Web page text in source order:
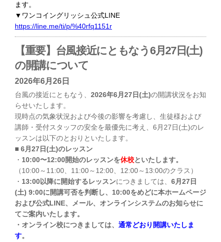
ます。
▼ワンコイングリッシュ公式LINE
https://line.me/ti/p/%40rfq1151r
【重要】台風接近にともなう6月27日(土)
の開講について
2026年6月26日
台風の接近にともなう、 2026年6月27日(土)の開講状況をお知
らせいたします。
現時点の気象状況および今後の影響を考慮し、生徒様および
講師・受付スタッフの安全を最優先に考え、6月27日(土)のレ
ッスンは以下のとおりといたします。
■ 6月27日(土)のレッスン
・ 10:00〜12:00開始のレッスンを休校といたします。
（10:00～11:00、11:00～12:00、12:00～13:00のクラス）
・ 13:00以降に開始するレッスンにつきましては、 6月27日
(土) 9:00に開講可否を判断し、10:00をめどに本ホームページ
および公式LINE、メール、オンラインシステムのお知らせに
てご案内いたします。
・オンライン校につきましては、 通常どおり開講いたしま
す。